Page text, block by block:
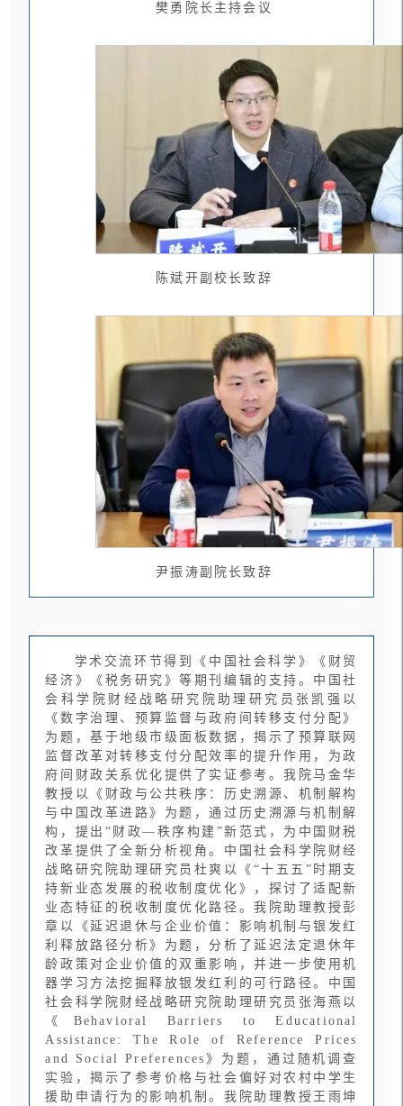
樊勇院长主持会议
陈斌开副校长致辞
尹振涛副院长致辞
学术交流环节得到《中国社会科学》《财贸
经济》《税务研究》等期刊编辑的支持。中国社
会科学院财经战略研究院助理研究员张凯强以
《数字治理、预算监督与政府间转移支付分配》
为题，基于地级市级面板数据，揭示了预算联网
监督改革对转移支付分配效率的提升作用，为政
府间财政关系优化提供了实证参考。我院马金华
教授以《财政与公共秩序：历史溯源、机制解构
与中国改革进路》为题，通过历史溯源与机制解
构，提出“财政—秩序构建”新范式，为中国财税
改革提供了全新分析视角。中国社会科学院财经
战略研究院助理研究员杜爽以《“十五五”时期支
持新业态发展的税收制度优化》，探讨了适配新
业态特征的税收制度优化路径。我院助理教授彭
章以《延迟退休与企业价值：影响机制与银发红
利释放路径分析》为题，分析了延迟法定退休年
龄政策对企业价值的双重影响，并进一步使用机
器学习方法挖掘释放银发红利的可行路径。中国
社会科学院财经战略研究院助理研究员张海燕以
《Behavioral Barriers to Educational
Assistance: The Role of Reference Prices
and Social Preferences》为题，通过随机调查
实验，揭示了参考价格与社会偏好对农村中学生
援助申请行为的影响机制。我院助理教授王雨坤